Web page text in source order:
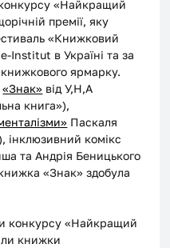
«Найкращий
премії, яку
«Книжковий
Institut в Україні та за
ярмарку.
«Знак» від У,Н,А
книга»),
Паскаля
інклюзивний комікс
та Андрія Беницького
«Знак» здобула
конкурсу «Найкращий
книжки